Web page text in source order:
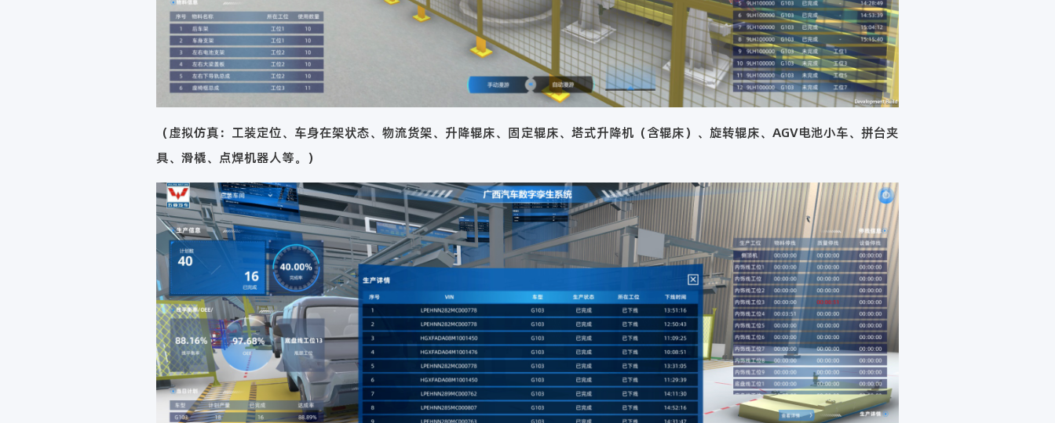
（虚拟仿真：工装定位、车身在架状态、物流货架、升降辊床、固定辊床、塔式升降机（含辊床）、旋转辊床、AGV电池小车、拼台夹
具、滑橇、点焊机器人等。）